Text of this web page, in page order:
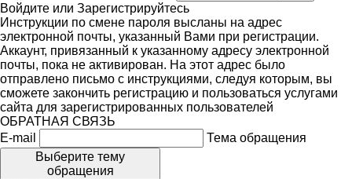
Войдите или Зарегистрируйтесь
Инструкции по смене пароля высланы на адрес
электронной почты, указанный Вами при регистрации.
Аккаунт, привязанный к указанному адресу электронной
почты, пока не активирован. На этот адрес было
отправлено письмо с инструкциями, следуя которым, вы
сможете закончить регистрацию и пользоваться услугами
сайта для зарегистрированных пользователей
ОБРАТНАЯ СВЯЗЬ
E-mail
Тема обращения
Выберите тему
обращения